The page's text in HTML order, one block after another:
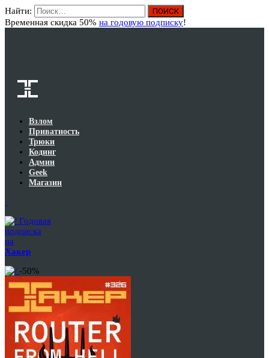
Найти:
Временная скидка 50% на годовую подписку!
Взлом
Приватность
Трюки
Кодинг
Админ
Geek
Магазин
Годовая
подписка
на
Хакер
-50%